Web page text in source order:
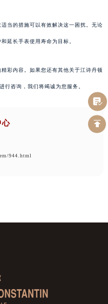
当的措施可以有效解决这一困扰。无论
延长手表使用寿命为目标。
精彩内容。如果您还有其他关于江诗丹顿
行咨询，我们将竭诚为您服务。
心
944.html